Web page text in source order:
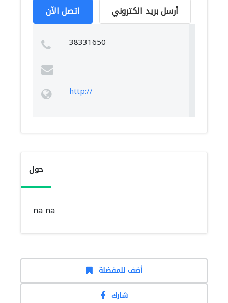
اتصل الآن أرسل بريد الكتروني
38331650
http://
حول
na na
أضف للمفضلة
شارك